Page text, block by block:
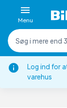
Log ind for
varehus
Menu
Rødvin
FRANKRIG